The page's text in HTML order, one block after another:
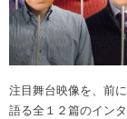
注目舞台映像を、前
語る全１２篇のイン